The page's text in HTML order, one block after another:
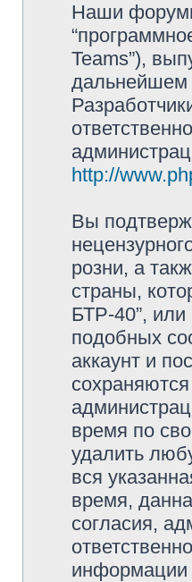
Наши
Teams”),
дальнейшем
http://
Вы
розни, а
страны,
БТР-40”,
подобных
аккаунт и
время по
удалить
вся
время,
согласия,
информации